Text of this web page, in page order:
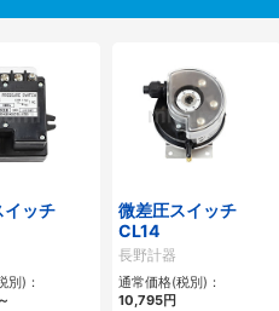
イッチ
別)：
～
微差圧スイッチ
CL14
長野計器
通常価格(税別)：
10,795円